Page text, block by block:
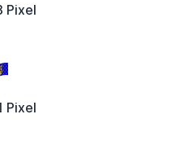
Pixel
Pixel